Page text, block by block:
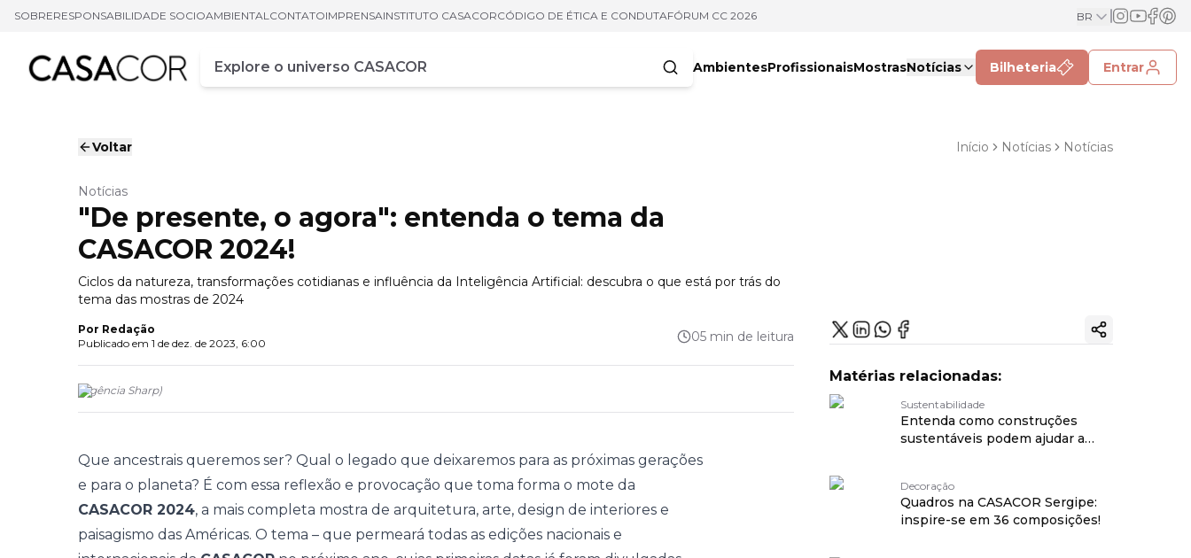
SOBRERESPONSABILIDADE SOCIOAMBIENTALCONTATOIMPRENSAINSTITUTO CASACORCÓDIGO DE ÉTICA E CONDUTAFÓRUM CC 2026 BR
Campo de busca
Digite pelo menos três caracteres
AmbientesProfissionaisMostrasNotícias Bilheteria Entrar
Voltar Início Notícias Notícias
Notícias
"De presente, o agora": entenda o tema da
CASACOR 2024!
Ciclos da natureza, transformações cotidianas e influência da Inteligência Artificial: descubra o que está por trás do
tema das mostras de 2024
Por Redação
Publicado em 1 de dez. de 2023, 6:00 05 min de leitura
(Agência Sharp)
Que ancestrais queremos ser? Qual o legado que deixaremos para as próximas gerações
e para o planeta? É com essa reflexão e provocação que toma forma o mote da
CASACOR 2024, a mais completa mostra de arquitetura, arte, design de interiores e
paisagismo das Américas. O tema – que permeará todas as edições nacionais e
Copiar link
Matérias relacionadas:
Sustentabilidade
Entenda como construções
sustentáveis podem ajudar a
Decoração
Quadros na CASACOR Sergipe:
inspire-se em 36 composições!